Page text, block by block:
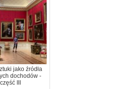
jako źródła
dochodów -
część III